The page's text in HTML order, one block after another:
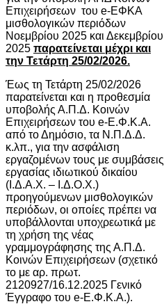
Επιχειρήσεων του e-ΕΦΚΑ
μισθολογικών περιόδων
Νοεμβρίου 2025 και Δεκεμβρίου
2025 παρατείνεται μέχρι και
την Τετάρτη 25/02/2026.
Έως τη Τετάρτη 25/02/2026
παρατείνεται και η προθεσμία
υποβολής Α.Π.Δ. Κοινών
Επιχειρήσεων του e-Ε.Φ.Κ.Α.
από το Δημόσιο, τα Ν.Π.Δ.Δ.
κ.λπ., για την ασφάλιση
εργαζομένων τους με συμβάσεις
εργασίας ιδιωτικού δικαίου
(Ι.Δ.Α.Χ. – Ι.Δ.Ο.Χ.)
προηγούμενων μισθολογικών
περιόδων, οι οποίες πρέπει να
υποβάλλονται υποχρεωτικά με
τη χρήση της νέας
γραμμογράφησης της Α.Π.Δ.
Κοινών Επιχειρήσεων (σχετικό
το με αρ. πρωτ.
2120927/16.12.2025 Γενικό
Έγγραφο του e-Ε.Φ.Κ.Α.).